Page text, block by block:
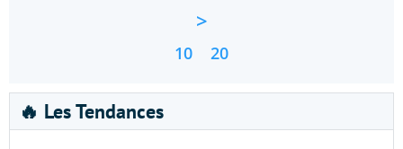
>
10 20
🔥 Les Tendances